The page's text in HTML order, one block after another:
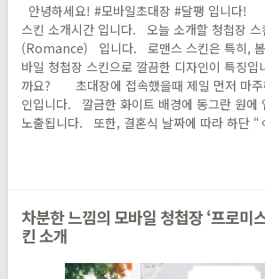
안녕하세요! #모바일초대장 #달팽 입니다!
스킨 소개시간 입니다. ​오늘 소개할 청첩장
(Romance) 입니다. 로맨스 스킨은 특히, 봄
바일 청첩장 스킨으로 깔끔한 디자인이 특징
까요? 초대장에 접속했을때 제일 먼저 마주
인입니다. 깔금한 화이트 배경에 동그란 원에
노출됩니다. 또한, 결혼식 날짜에 따라 하단 “
차분한 느낌의 모바일 청첩장 ‘프로미
킨 소개